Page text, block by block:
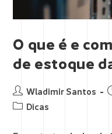
O que é e
de estoque
Wladimir Santos
Dicas